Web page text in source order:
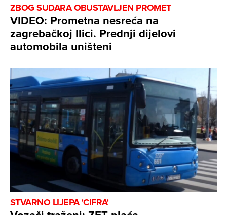
ZBOG SUDARA OBUSTAVLJEN PROMET
VIDEO: Prometna nesreća na
zagrebačkoj Ilici. Prednji dijelovi
automobila uništeni
STVARNO LIJEPA 'CIFRA'